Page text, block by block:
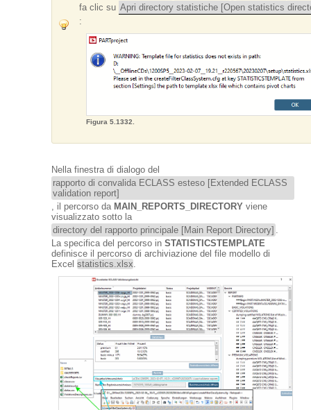
fa clic su Apri directory statistiche [Open statistics
:
Figura 5.1332.
Nella finestra di dialogo del
rapporto di convalida ECLASS esteso [Extended ECLASS
validation report]
, il percorso da MAIN_REPORTS_DIRECTORY viene
visualizzato sotto la
directory del rapporto principale [Main Report Directory] .
La specifica del percorso in STATISTICSTEMPLATE
definisce il percorso di archiviazione del file modello di
Excel statistics.xlsx.